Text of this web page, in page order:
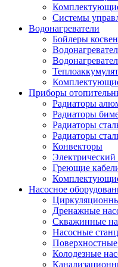
Комплектующие
Системы
Водонагреватели
Бойлеры
Приборы
Радиаторы
Радиаторы
Радиаторы
Радиаторы
Конвекторы
Греющие
Насосное
Дренажные
Скважинные
Насосные
Колодезные